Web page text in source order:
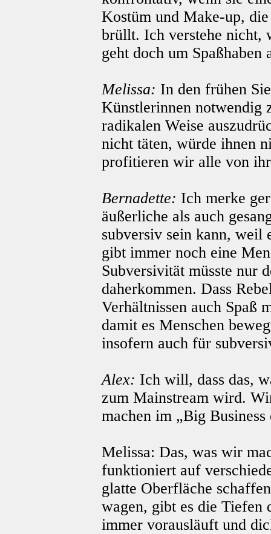
Kostüm und Make-up,
brüllt. Ich verstehe nicht,
geht doch um Spaßhaben
Melissa: In den frühen
Künstlerinnen notwendig
radikalen Weise
nicht täten, würde ihnen
profitieren wir alle von
Bernadette: Ich merke
äußerliche als auch
subversiv sein kann, weil
gibt immer noch eine
Subversivität müsste nur
daherkommen. Dass
Verhältnissen auch Spaß
damit es Menschen
insofern auch für
Alex: Ich will, dass das,
zum Mainstream wird.
machen im „Big
Melissa: Das, was wir
funktioniert auf
glatte Oberfläche
wagen, gibt es die Tiefen
immer vorausläuft und